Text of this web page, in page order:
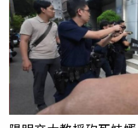
終以1比0贏得冠軍，繼2010
隊史第2座世界盃冠軍；阿根
造世界盃二連霸紀錄。梅西
志／美聯社）
遭紅牌驅逐。（圖／達志／
掌握較多控球優勢，下半場
（Daniel Olmo）、托雷斯（
（Pedri）都曾獲得射門機會
的大門。阿根廷則受到西班
效組織攻勢，製造出的威脅
球員發生肢體衝突而一度出現
（Leandro Paredes）因此吞
任歐洲冠軍西班牙與現任南美